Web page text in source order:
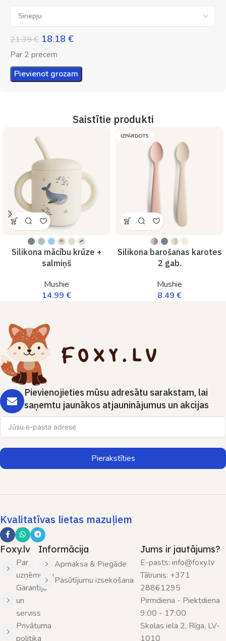
21.39€ 18.18 €
Par 2 precem
Pievienot grozam
Saistītie produkti
Silikona mācību krūze +
salmiņš
Mushie
14.99 €
IZPĀRDOTS
Silikona barošanas karotes
2 gab.
Mushie
8.49 €
Pievienojieties mūsu adresātu sarakstam, lai
saņemtu jaunākos atjauninājumus un akcijas
Pierakstīties
Kvalitatīvas lietas mazuļiem
Foxy.lv
Par
uzņēmumu
Garantija
un
serviss
Privātuma
politika
Informācija
Apmaksa & Piegāde
Pasūtījumu izsekošana
Jums ir jautājums?
E-pasts: info@foxy.lv
Tālrunis: +371
28861295
Pirmdiena - Piektdiena
9:00 - 17:00
Skolas iela 2, Rīga, LV-
1010